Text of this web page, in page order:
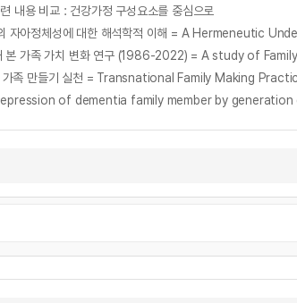
내용 비교 : 건강가정 구성요소를 중심으로
년의 자아정체성에 대한 해석학적 이해 = A
해 본 가족 가치 변화 연구 (1986-2022) = A study of
적 가족 만들기 실천 = Transnational Family Making
Depression of dementia family member by